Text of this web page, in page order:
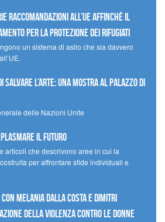
raccomandazioni all’UE affinché il
per la protezione dei rifugiati
un sistema di asilo che sia davvero
salvare l’arte: una mostra al Palazzo di
delle Nazioni Unite
il futuro
articoli che descrivono aree in cui la
per affrontare sfide individuali e
con Melania Dalla Costa e Dimitri
della violenza contro le donne